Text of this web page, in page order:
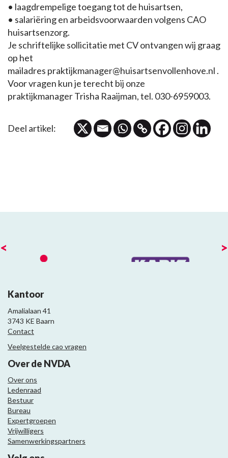
• laagdrempelige toegang tot de huisartsen,
• salariëring en arbeidsvoorwaarden volgens CAO
huisartsenzorg.
Je schriftelijke sollicitatie met CV ontvangen wij graag
op het
mailadres praktijkmanager@huisartsenvollenhove.nl .
Voor vragen kun je terecht bij onze
praktijkmanager Trisha Raaijman, tel. 030-6959003.
Deel artikel:
< >
Kantoor
Amalialaan 41
3743 KE Baarn
Contact
Veelgestelde cao vragen
Over de NVDA
Over ons
Ledenraad
Bestuur
Bureau
Expertgroepen
Vrijwilligers
Samenwerkingspartners